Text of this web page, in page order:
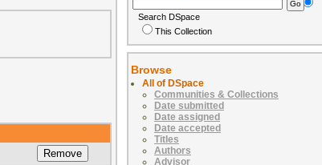
Search DSpace
This Collection
Browse
All of DSpace
Communities & Collections
Date submitted
Date assigned
Date accepted
Titles
Authors
Advisor